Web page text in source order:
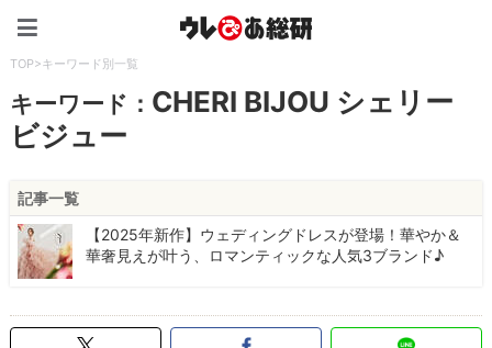
TOP>キーワード別一覧
キーワード： CHERI BIJOU シェリー
ビジュー
記事一覧
【2025年新作】ウェディングドレスが登場！華やか＆
華奢見えが叶う、ロマンティックな人気3ブランド♪